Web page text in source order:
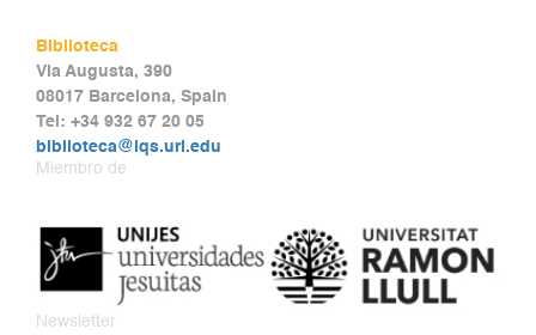
Biblioteca
Via Augusta, 390
08017 Barcelona, Spain
Tel: +34 932 67 20 05
biblioteca@iqs.url.edu
Miembro de
Newsletter